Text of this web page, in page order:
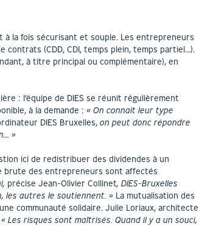
à la fois sécurisant et souple. Les entrepreneurs
(CDD, CDI, temps plein, temps partiel…).
à titre principal ou complémentaire), en
: l’équipe de DIES se réunit régulièrement
à la demande : « On connait leur type
DIES Bruxelles, on peut donc répondre
»
ici de redistribuer des dividendes à un
brute des entrepreneurs sont affectés
précise Jean-Olivier Collinet, DIES-Bruxelles
les autres le soutiennent. » La mutualisation des
communauté solidaire. Julie Loriaux, architecte
« Les risques sont maîtrisés. Quand il y a un souci,